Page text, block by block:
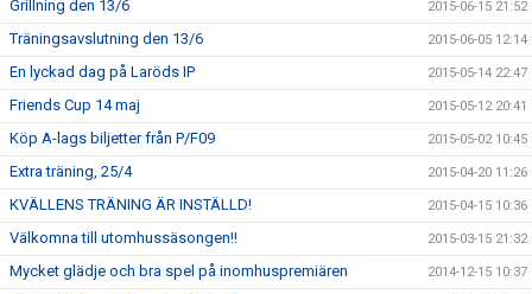
Grillning den 13/6 2015-06-15 21:52
Träningsavslutning den 13/6 2015-06-05 12:14
En lyckad dag på Laröds IP 2015-05-14 22:47
Friends Cup 14 maj 2015-05-12 20:41
Köp A-lags biljetter från P/F09 2015-05-02 10:45
Extra träning, 25/4 2015-04-20 11:26
KVÄLLENS TRÄNING ÄR INSTÄLLD! 2015-04-15 10:36
Välkomna till utomhussäsongen!! 2015-03-15 21:32
Mycket glädje och bra spel på inomhuspremiären 2014-12-15 10:37